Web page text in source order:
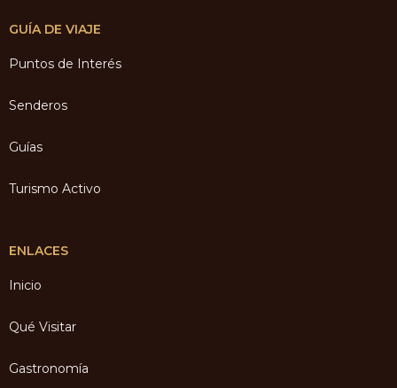
GUÍA DE VIAJE
Puntos de Interés
Senderos
Guías
Turismo Activo
ENLACES
Inicio
Qué Visitar
Gastronomía